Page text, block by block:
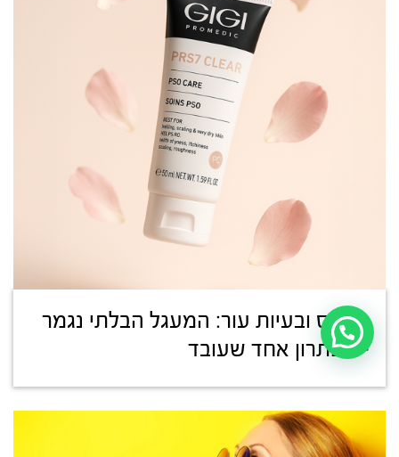
סטרס ובעיות עור: המעגל הבלתי נגמר
– ופתרון אחד שעובד